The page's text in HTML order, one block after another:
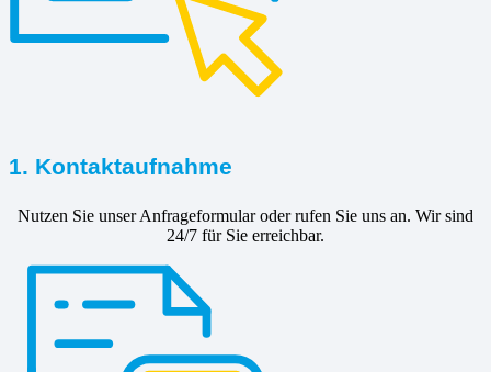
1. Kontaktaufnahme
Nutzen Sie unser Anfrageformular oder rufen Sie uns an. Wir sind
24/7 für Sie erreichbar.